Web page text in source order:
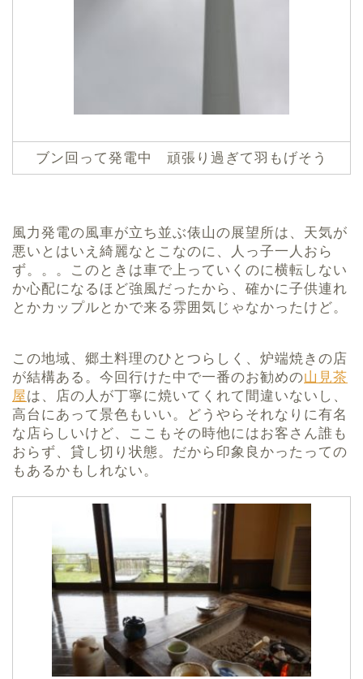
ブン回って発電中 頑張り過ぎて羽もげそう
風力発電の風車が立ち並ぶ俵山の展望所は、天気が
悪いとはいえ綺麗なとこなのに、人っ子一人おら
ず。。。このときは車で上っていくのに横転しない
か心配になるほど強風だったから、確かに子供連れ
とかカップルとかで来る雰囲気じゃなかったけど。
この地域、郷土料理のひとつらしく、炉端焼きの店
が結構ある。今回行けた中で一番のお勧めの山見茶
屋は、店の人が丁寧に焼いてくれて間違いないし、
高台にあって景色もいい。どうやらそれなりに有名
な店らしいけど、ここもその時他にはお客さん誰も
おらず、貸し切り状態。だから印象良かったっての
もあるかもしれない。